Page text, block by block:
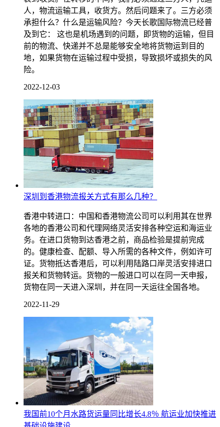
人，物流运输工具，收货方。然后问题来了。三方必须
承担什么？什么是运输风险？今天长歌国际物流已经普
及到它： 这也是机场遇到的问题，即货物的运输，但目
前的物流、快递并不总是能够安全地将货物运到目的
地，如果货物在运输过程中受损，导致损坏或损失的风
险。
2022-12-03
深圳到香港物流报关方式有那么几种？
香港中转进口：中国和香港物流公司可以利用其在世界
各地的香港公司和代理网络灵活安排各种空运和海运业
务。在进口货物到达香港之前，商品检验是提前完成
的。健康检查、配额、导入所需的各种文件，例如许可
证。货物抵达香港后，可以利用陆路口岸灵活安排进口
报关和货物转运。货物的一般进口可以在同一天申报，
货物在同一天进入深圳，并在同一天运往全国各地。
2022-11-29
我国前10个月水路货运量同比增长4.8％ 航运业加快推进